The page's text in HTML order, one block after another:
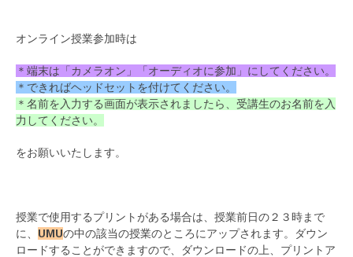
オンライン授業参加時は
＊端末は「カメラオン」「オーディオに参加」にしてください。
＊できればヘッドセットを付けてください。
＊名前を入力する画面が表示されましたら、受講生のお名前を入
力してください。
をお願いいたします。
授業で使用するプリントがある場合は、授業前日の２３時まで
に、 UMUの中の該当の授業のところにアップされます。ダウン
ロードすることができますので、ダウンロードの上、プリントア